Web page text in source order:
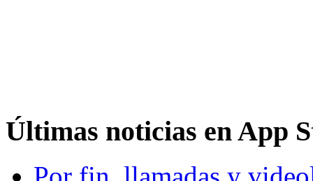
Últimas noticias en App